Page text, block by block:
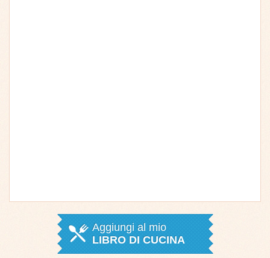
Aggiungi al mio
LIBRO DI CUCINA